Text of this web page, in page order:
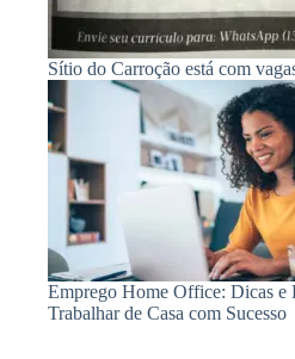
Sítio do Carroção está com
Emprego Home Office: Dicas e
Trabalhar de Casa com Sucesso